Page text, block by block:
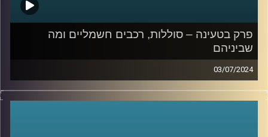
פרק בטעינה – סוללות, רכבים חשמליים ומה
שביניהם
03/07/2024
שוק הרכבים החשמליים בישראל הולך וגדל.